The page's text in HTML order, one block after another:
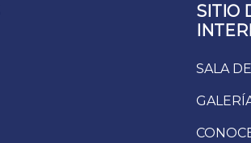
SITIO
SALA